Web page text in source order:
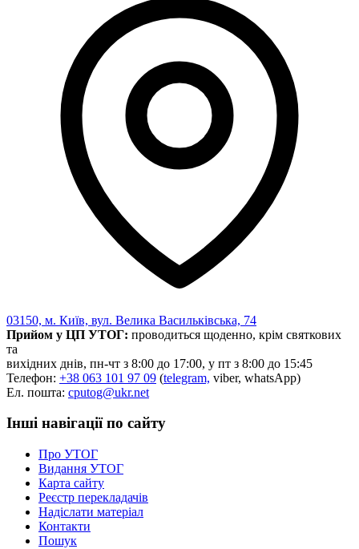
03150, м. Київ, вул. Велика Васильківська, 74
Прийом у ЦП УТОГ: проводиться щоденно, крім святкових
та
вихідних днів, пн-чт з 8:00 до 17:00, у пт з 8:00 до 15:45
Телефон: +38 063 101 97 09 (telegram, viber, whatsApp)
Ел. пошта: cputog@ukr.net
Інші навігації по сайту
Про УТОГ
Видання УТОГ
Карта сайту
Реєстр перекладачів
Надіслати матеріал
Контакти
Пошук